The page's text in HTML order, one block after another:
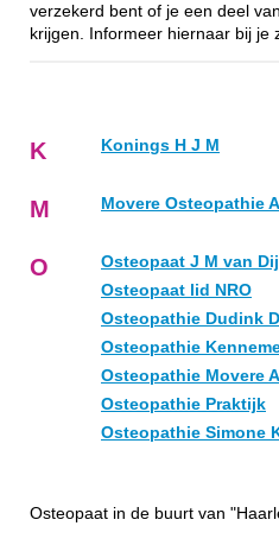
verzekerd bent of je een deel
krijgen. Informeer hiernaar bij je
K Konings H J M
M Movere Osteopathie
O
Osteopaat J M van
Osteopaat lid NRO
Osteopathie Dudink
Osteopathie
Osteopathie Movere
Osteopathie Praktijk
Osteopathie Simone
Osteopaat in de buurt van